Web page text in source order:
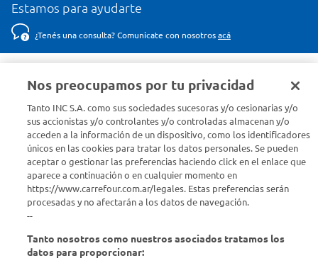
Estamos para ayudarte
¿Tenés una consulta? Comunicate con nosotros acá
Conocenos
Info útil
Comprá Online
Dejanos tu mail para recibir todas las ofertas y promociones antes
que nadie.
Nos preocupamos por tu privacidad
Tanto INC S.A. como sus sociedades sucesoras y/o cesionarias y/o
sus accionistas y/o controlantes y/o controladas almacenan y/o
acceden a la información de un dispositivo, como los identificadores
únicos en las cookies para tratar los datos personales. Se pueden
aceptar o gestionar las preferencias haciendo click en el enlace que
aparece a continuación o en cualquier momento en
https://www.carrefour.com.ar/legales. Estas preferencias serán
procesadas y no afectarán a los datos de navegación.
--
Tanto nosotros como nuestros asociados tratamos los
datos para proporcionar: